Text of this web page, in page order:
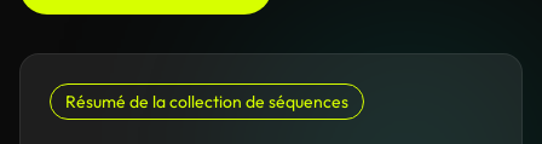
Résumé de la collection de séquences